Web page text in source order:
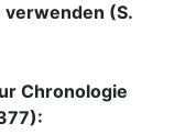
(S.
Chronologie